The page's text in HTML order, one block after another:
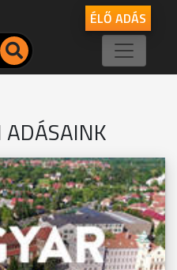
ÉLŐ ADÁS
ADÁSAINK